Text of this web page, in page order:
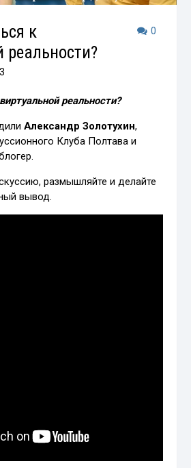
0
к
реальности?
реальности?
Александр Золотухин,
Клуба Полтава и
размышляйте и делайте
вывод.